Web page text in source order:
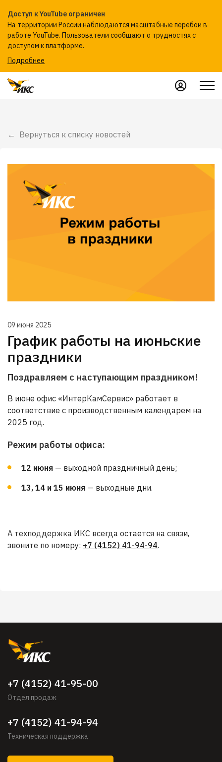
Доступ к YouTube ограничен
На территории России наблюдаются масштабные перебои в
работе YouTube. Пользователи сообщают о трудностях с
доступом к платформе.
Подробнее
Вернуться к списку новостей
09 июня 2025
График работы на июньские
праздники
Поздравляем с наступающим праздником!
В июне офис «ИнтерКамСервис» работает в
соответствие с производственным календарем на
2025 год.
Режим работы офиса:
12 июня — выходной праздничный день;
13, 14 и 15 июня — выходные дни.
А техподдержка ИКС всегда остается на связи,
звоните по номеру: +7 (4152) 41-94-94.
+7 (4152) 41-95-00
Отдел продаж
+7 (4152) 41-94-94
Техническая поддержка